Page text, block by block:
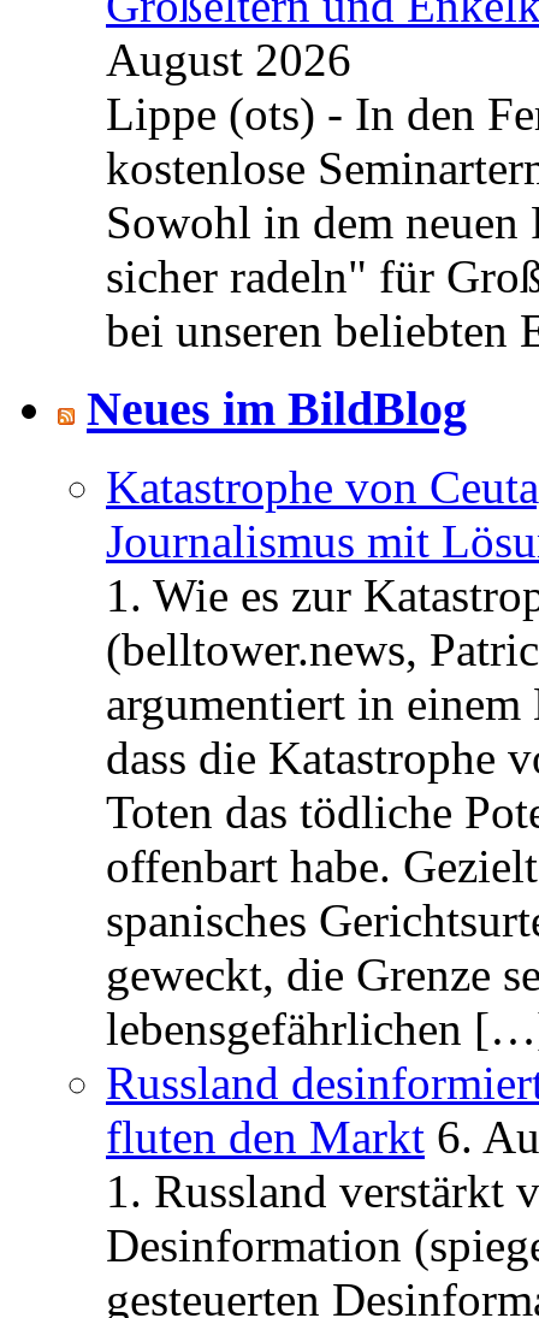
August 2026
Lippe (ots) - In den
kostenlose
Sowohl in dem neuen
sicher radeln" für
bei unseren beliebten
Neues im BildBlog
Katastrophe von
Journalismus mit
1. Wie es zur
(belltower.news,
argumentiert in
dass die Katastrophe
Toten das tödliche
offenbart habe.
spanisches
geweckt, die Grenze
lebensgefährlichen
Russland
fluten den Markt 6.
1. Russland verstärkt
Desinformation
gesteuerten